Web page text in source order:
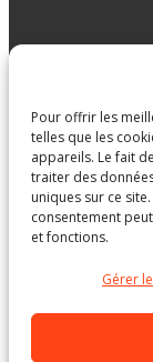
Pour offrir les
telles que les
appareils. Le fait
traiter des
uniques sur ce
consentement
et fonctions.
Gérer
Réseaux